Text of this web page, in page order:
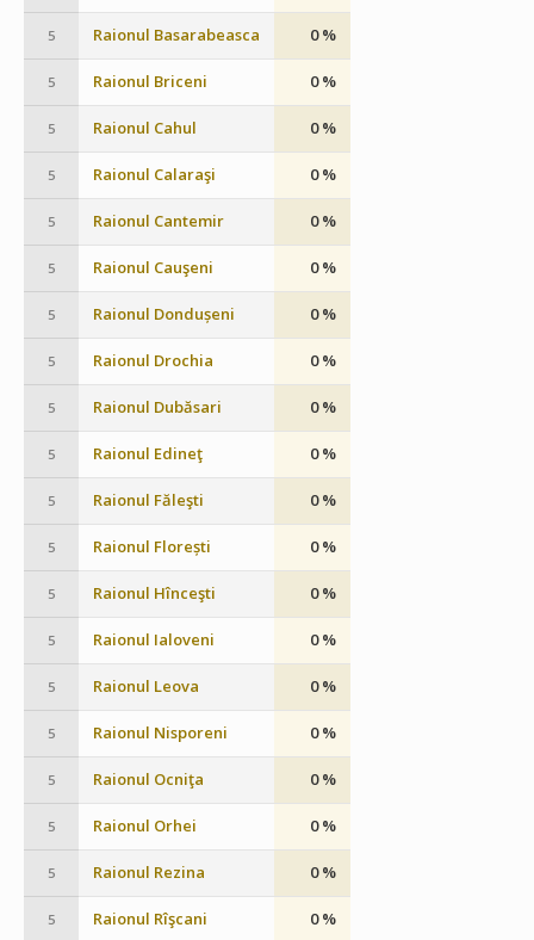
5 Raionul Basarabeasca 0 %
5 Raionul Briceni 0 %
5 Raionul Cahul 0 %
5 Raionul Calaraşi 0 %
5 Raionul Cantemir 0 %
5 Raionul Cauşeni 0 %
5 Raionul Dondușeni 0 %
5 Raionul Drochia 0 %
5 Raionul Dubăsari 0 %
5 Raionul Edineţ 0 %
5 Raionul Făleşti 0 %
5 Raionul Florești 0 %
5 Raionul Hînceşti 0 %
5 Raionul Ialoveni 0 %
5 Raionul Leova 0 %
5 Raionul Nisporeni 0 %
5 Raionul Ocniţa 0 %
5 Raionul Orhei 0 %
5 Raionul Rezina 0 %
5 Raionul Rîşcani 0 %